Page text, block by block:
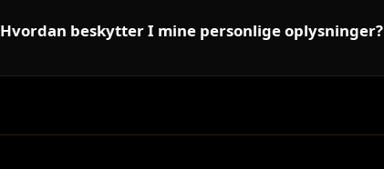
Hvordan beskytter I mine personlige oplysninger?